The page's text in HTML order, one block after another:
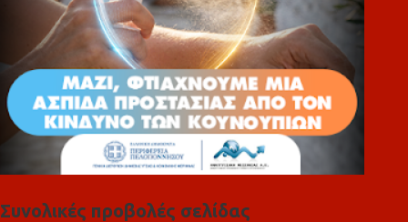
Συνολικές προβολές σελίδας